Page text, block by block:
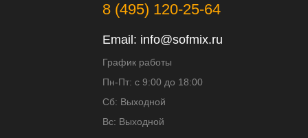
8 (495) 120-25-64
Email: info@sofmix.ru
График работы
Пн-Пт: с 9:00 до 18:00
Сб: Выходной
Вс: Выходной